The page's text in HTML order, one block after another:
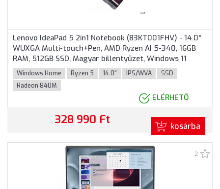
Lenovo IdeaPad 5 2in1 Notebook (83KT001FHV) - 14.0"
WUXGA Multi-touch+Pen, AMD Ryzen AI 5-340, 16GB
RAM, 512GB SSD, Magyar billentyűzet, Windows 11
Home, 3 év garancia, Szürke színben
Windows Home Ryzen 5 14.0" IPS/WVA
SSD
Radeon 840M
ELÉRHETŐ
328 990 Ft kosárba
2